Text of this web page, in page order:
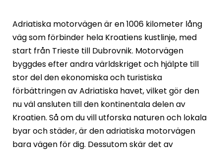
Adriatiska motorvägen är en 1006 kilometer lång
väg som förbinder hela Kroatiens kustlinje, med
start från Trieste till Dubrovnik. Motorvägen
byggdes efter andra världskriget och hjälpte till
stor del den ekonomiska och turistiska
förbättringen av Adriatiska havet, vilket gör den
nu väl ansluten till den kontinentala delen av
Kroatien. Så om du vill utforska naturen och lokala
byar och städer, är den adriatiska motorvägen
bara vägen för dig. Dessutom skär det av